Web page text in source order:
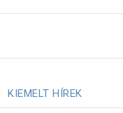
KIEMELT HÍREK